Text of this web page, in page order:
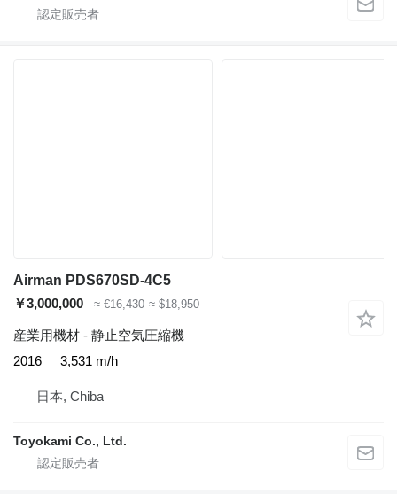
Airman PDS670SD-4C5
￥3,000,000
≈ €16,430 ≈ $18,950
産業用機材 - 静止空気圧縮機
2016
3,531 m/h
日本, Chiba
Toyokami Co., Ltd.